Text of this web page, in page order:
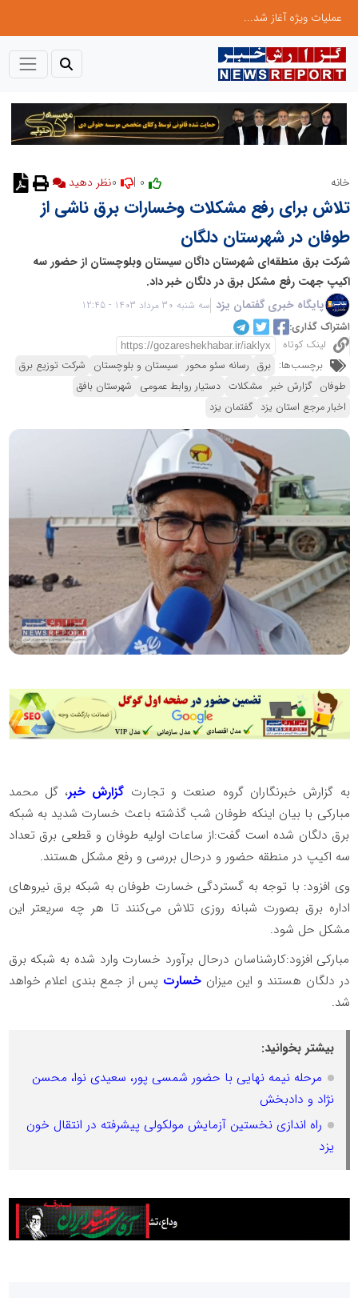
عملیات ویژه آغاز شد...
خانه
تلاش برای رفع مشکلات وخسارات برق ناشی از
طوفان در شهرستان دلگان
شرکت برق منطقه‌ای شهرستان داگان سیستان وبلوچستان از حضور سه
اکیپ جهت رفع مشکل برق در دلگان خبر داد.
پایگاه خبری گفتمان یزد سه شنبه 30 مرداد 1403 - 12:45
اشتراک گذاری:
لینک کوتاه
برچسب‌ها: برق رسانه سئو محور سیستان و بلوچستان شرکت توزیع برق
طوفان گزارش خبر مشکلات دستیار روابط عمومی شهرستان بافق
اخبار مرجع استان یزد گفتمان یزد
به گزارش خبرنگاران گروه صنعت و تجارت گزارش خبر، گل محمد
مبارکی با بیان اینکه طوفان شب گذشته باعث خسارت شدید به شبکه
برق دلگان شده است گفت:از ساعات اولیه طوفان و قطعی برق تعداد
سه اکیپ در منطقه حضور و درحال بررسی و رفع مشکل هستند.
وی افزود: با توجه به گستردگی خسارت طوفان به شبکه برق نیرو‌های
اداره برق بصورت شبانه روزی تلاش می‌کنند تا هر چه سریعتر این
مشکل حل شود.
مبارکی افزود:کارشناسان درحال برآورد خسارت وارد شده به شبکه برق
در دلگان هستند و این میزان خسارت پس از جمع بندی اعلام خواهد
شد.
بیشتر بخوانید:
مرحله نیمه نهایی با حضور شمسی پور، سعیدی نوا، محسن
نژاد و دادبخش
راه اندازی نخستین آزمایش مولکولی پیشرفته در انتقال خون
یزد